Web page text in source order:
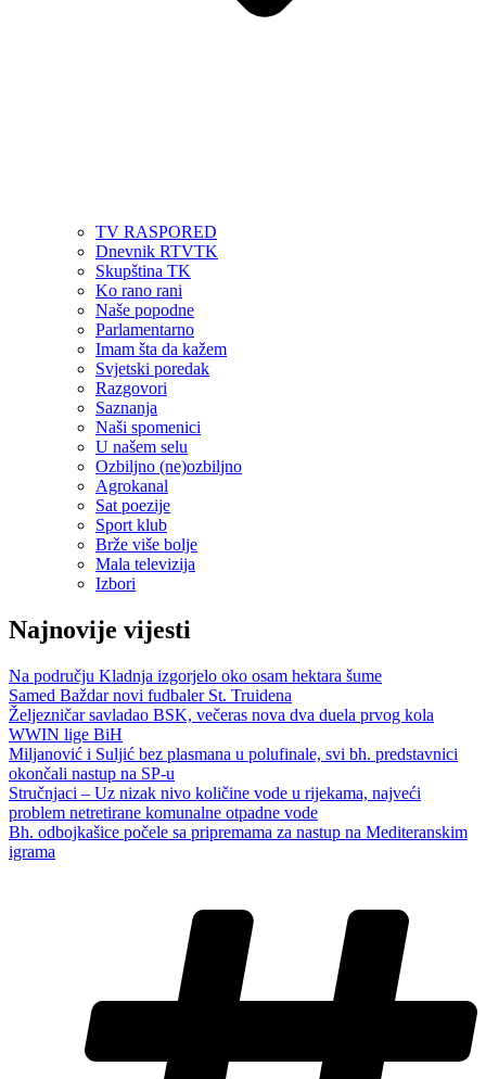
TV RASPORED
Dnevnik RTVTK
Skupština TK
Ko rano rani
Naše popodne
Parlamentarno
Imam šta da kažem
Svjetski poredak
Razgovori
Saznanja
Naši spomenici
U našem selu
Ozbiljno (ne)ozbiljno
Agrokanal
Sat poezije
Sport klub
Brže više bolje
Mala televizija
Izbori
Najnovije vijesti
Na području Kladnja izgorjelo oko osam hektara šume
Samed Baždar novi fudbaler St. Truidena
Željezničar savladao BSK, večeras nova dva duela prvog kola
WWIN lige BiH
Miljanović i Suljić bez plasmana u polufinale, svi bh. predstavnici
okončali nastup na SP-u
Stručnjaci – Uz nizak nivo količine vode u rijekama, najveći
problem netretirane komunalne otpadne vode
Bh. odbojkašice počele sa pripremama za nastup na Mediteranskim
igrama